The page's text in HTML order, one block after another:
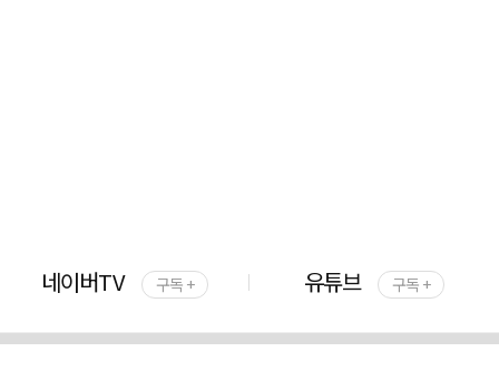
네이버TV 구독 + 유튜브 구독 +